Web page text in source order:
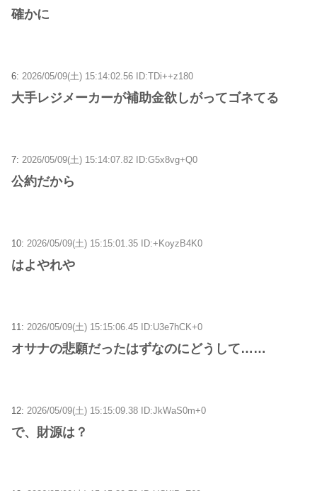
確かに
6: 2026/05/09(土) 15:14:02.56 ID:TDi++z180
大手レジメーカーが補助金欲しがってゴネてる
7: 2026/05/09(土) 15:14:07.82 ID:G5x8vg+Q0
公約だから
10: 2026/05/09(土) 15:15:01.35 ID:+KoyzB4K0
はよやれや
11: 2026/05/09(土) 15:15:06.45 ID:U3e7hCK+0
オサナの悲願だったはずなのにどうして……
12: 2026/05/09(土) 15:15:09.38 ID:JkWaS0m+0
で、財源は？